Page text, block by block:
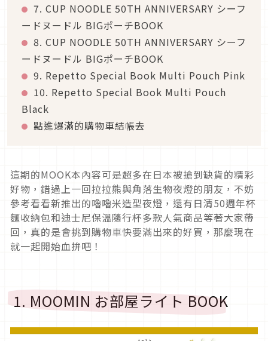
7. CUP NOODLE 50TH ANNIVERSARY シーフ
ードヌードル BIGポーチBOOK
8. CUP NOODLE 50TH ANNIVERSARY シーフ
ードヌードル BIGポーチBOOK
9. Repetto Special Book Multi Pouch Pink
10. Repetto Special Book Multi Pouch
Black
點進爆滿的購物車結帳去
這期的MOOK本內容可是超多在日本被搶到缺貨的精彩
好物，錯過上一回拉拉熊與角落生物夜燈的朋友，不妨
參考看看新推出的嚕嚕米造型夜燈，還有日清50週年杯
麵收納包和迪士尼保溫隨行杯多款人氣商品等著大家帶
回，真的是會挑到購物車快要滿出來的好買，那麼現在
就一起開始血拚吧！
1. MOOMIN お部屋ライト BOOK